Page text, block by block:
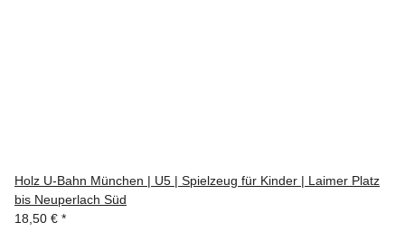
Holz U-Bahn München | U5 | Spielzeug für Kinder | Laimer Platz
bis Neuperlach Süd
18,50 € *